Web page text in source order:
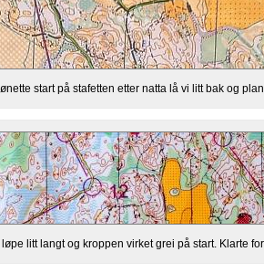
start på stafetten etter natta lå vi litt bak og
litt langt og kroppen virket grei på start. Klarte